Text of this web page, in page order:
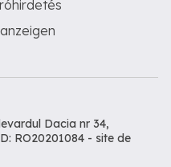
Dacia nr 34,
RO20201084 - site de